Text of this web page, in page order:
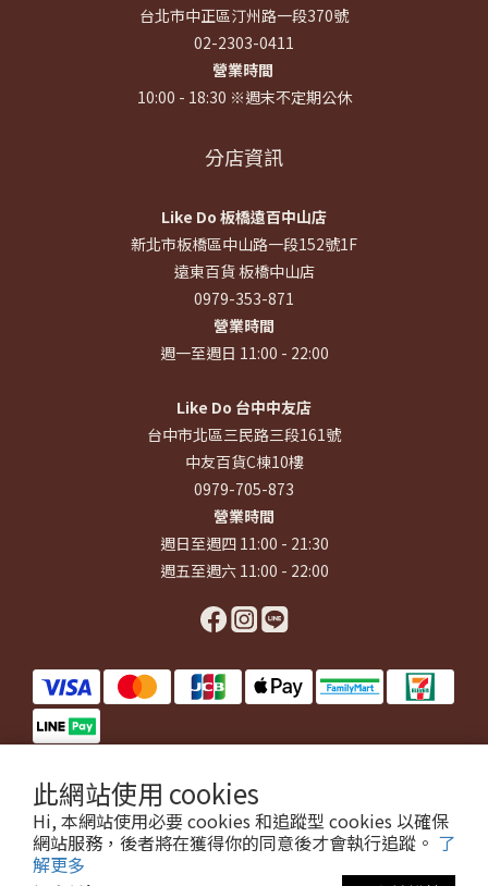
此網站使用 cookies
Hi, 本網站使用必要 cookies 和追蹤型 cookies 以確保
網站服務，後者將在獲得你的同意後才會執行追蹤。 了
解更多
台北市中正區汀州路一段370號
02-2303-0411
營業時間
10:00 - 18:30 ※週末不定期公休
分店資訊
Like Do 板橋遠百中山店
新北市板橋區中山路一段152號1F
遠東百貨 板橋中山店
0979-353-871
營業時間
週一至週日 11:00 - 22:00
Like Do 台中中友店
台中市北區三民路三段161號
中友百貨C棟10樓
0979-705-873
營業時間
週日至週四 11:00 - 21:30
週五至週六 11:00 - 22:00
$TWD 繁體中文